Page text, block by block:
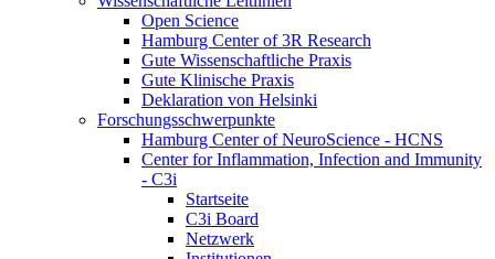
Open Science
Hamburg Center of 3R Research
Gute Wissenschaftliche Praxis
Gute Klinische Praxis
Deklaration von Helsinki
Forschungsschwerpunkte
Hamburg Center of NeuroScience - HCNS
Center for Inflammation, Infection and Immunity
- C3i
Startseite
C3i Board
Netzwerk